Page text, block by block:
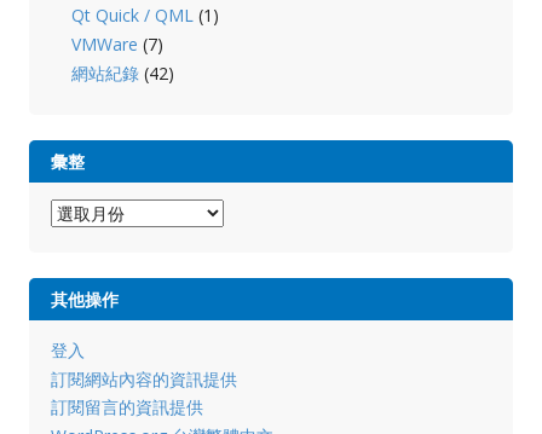
Qt Quick / QML (1)
VMWare (7)
網站紀錄 (42)
彙整
其他操作
登入
訂閱網站內容的資訊提供
訂閱留言的資訊提供